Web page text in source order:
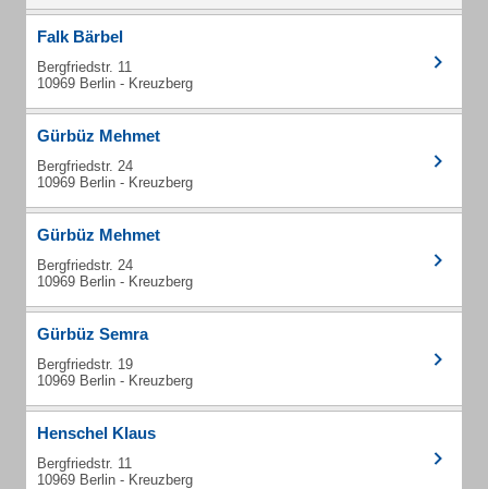
Falk Bärbel
Bergfriedstr. 11
10969 Berlin - Kreuzberg
Gürbüz Mehmet
Bergfriedstr. 24
10969 Berlin - Kreuzberg
Gürbüz Mehmet
Bergfriedstr. 24
10969 Berlin - Kreuzberg
Gürbüz Semra
Bergfriedstr. 19
10969 Berlin - Kreuzberg
Henschel Klaus
Bergfriedstr. 11
10969 Berlin - Kreuzberg